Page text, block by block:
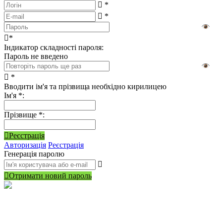
*
*
*
Індикатор складності пароля:
Пароль не введено
*
Вводити ім'я та прізвища необхідно кирилицею
Ім'я *:
Прізвище *:
Реєстрація
Авторизація Реєстрація
Генерація паролю
Отримати новий пароль